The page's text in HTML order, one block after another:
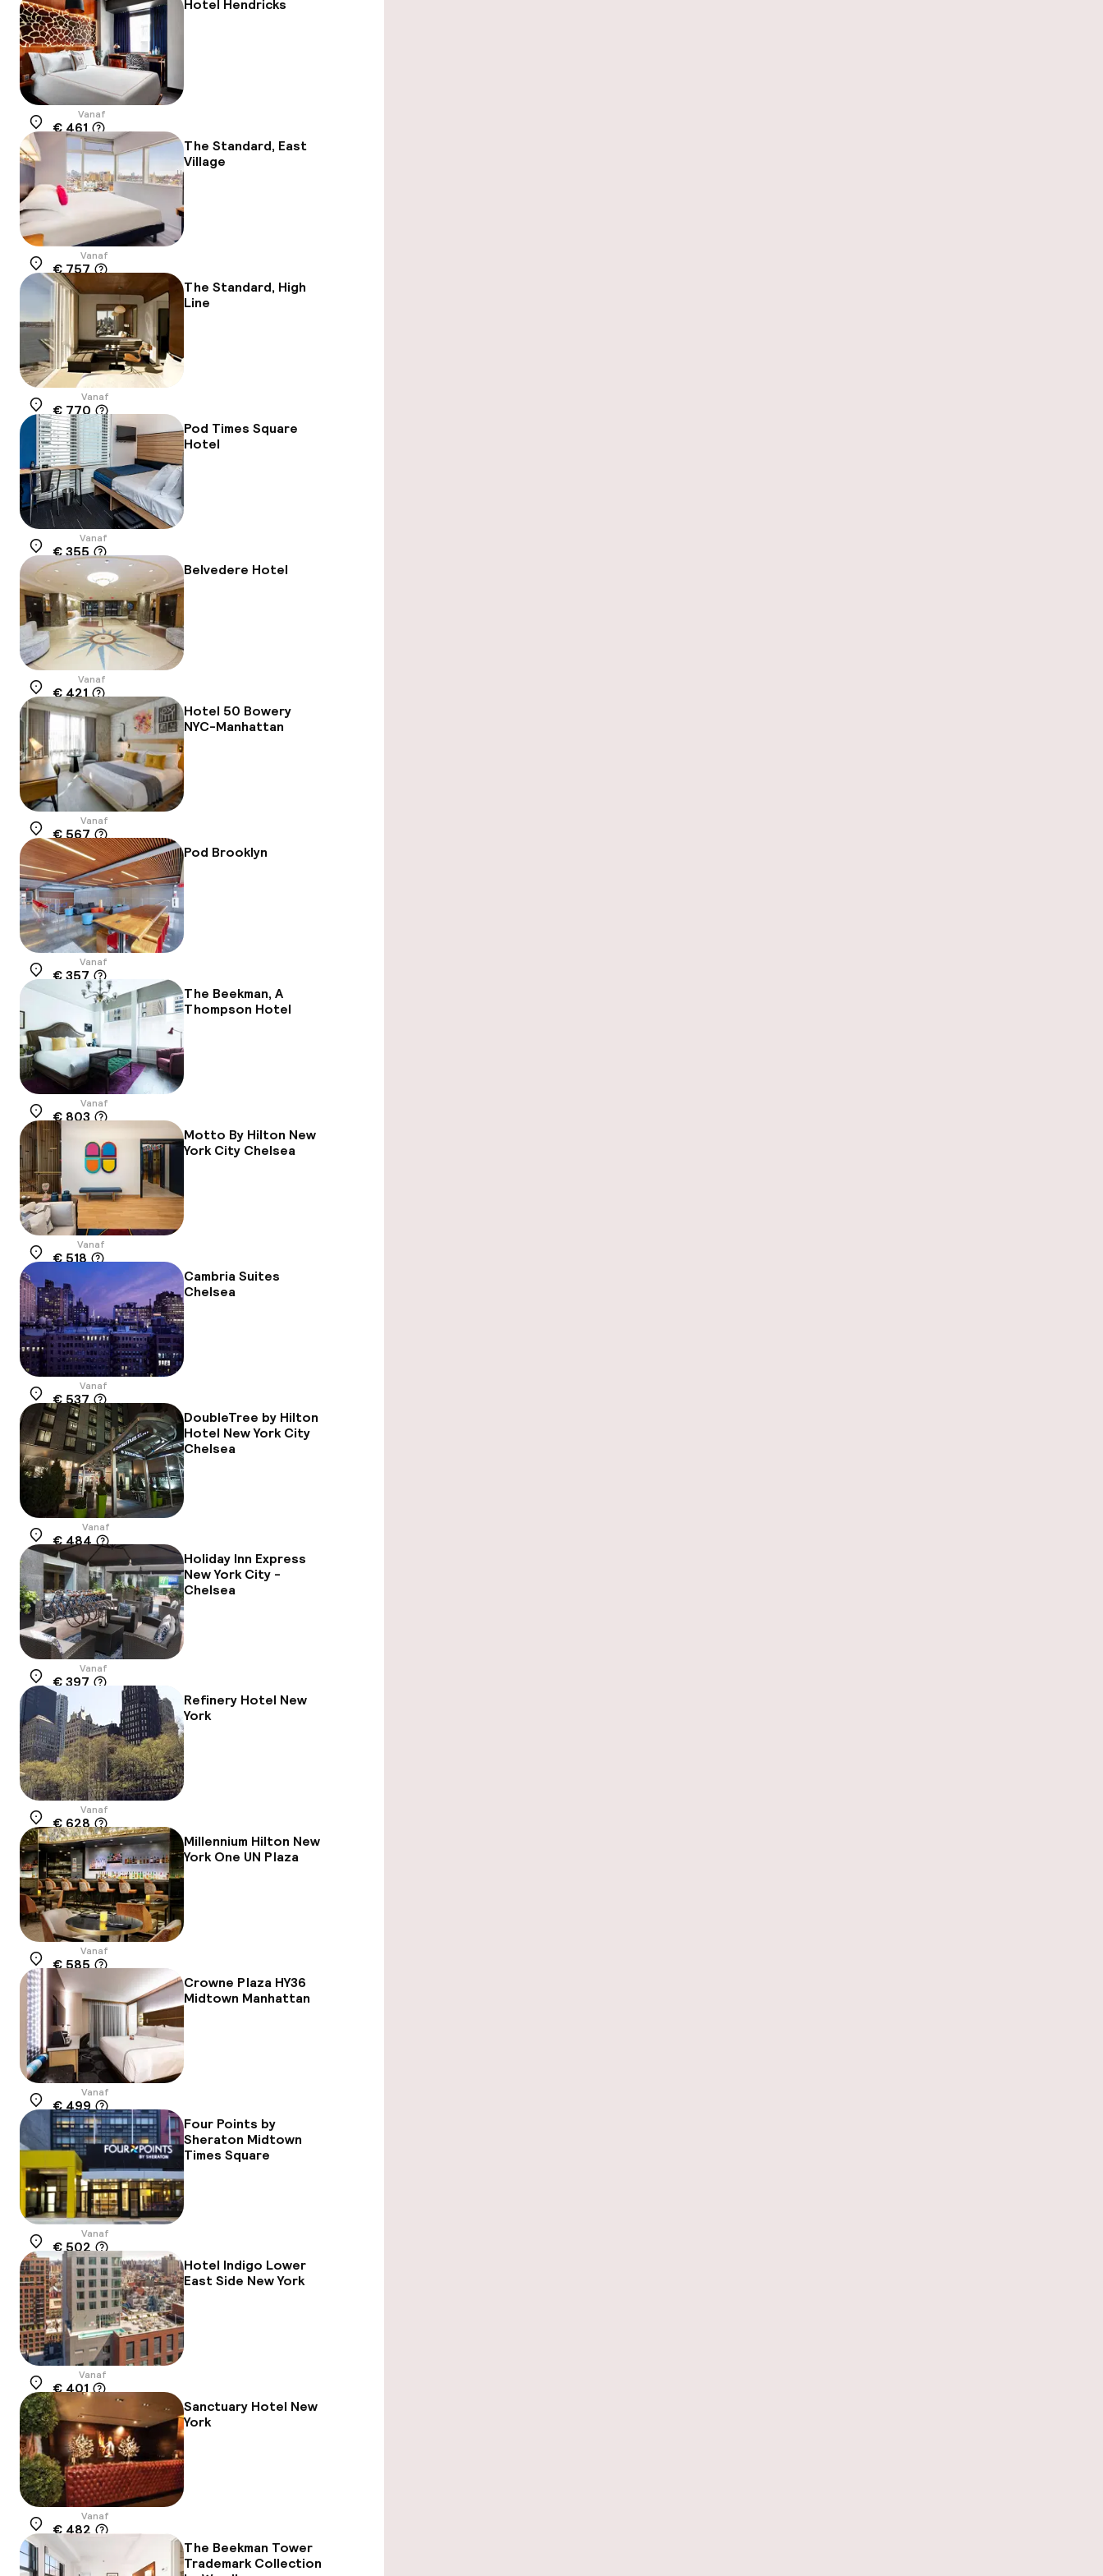
Hotel Hendricks
Locatie
Vanaf
€ 461
The Standard, East
Village
Locatie
Vanaf
€ 757
The Standard, High
Line
Locatie
Vanaf
€ 770
Pod Times Square
Hotel
Locatie
Vanaf
€ 355
Belvedere Hotel
Locatie
Vanaf
€ 421
Hotel 50 Bowery
NYC-Manhattan
Locatie
Vanaf
€ 567
Pod Brooklyn
Locatie
Vanaf
€ 357
The Beekman, A
Thompson Hotel
Locatie
Vanaf
€ 803
Motto By Hilton New
York City Chelsea
Locatie
Vanaf
€ 518
Cambria Suites
Chelsea
Locatie
Vanaf
€ 537
DoubleTree by Hilton
Hotel New York City
Chelsea
Locatie
Vanaf
€ 484
Holiday Inn Express
New York City -
Chelsea
Locatie
Vanaf
€ 397
Refinery Hotel New
York
Locatie
Vanaf
€ 628
Millennium Hilton New
York One UN Plaza
Locatie
Vanaf
€ 585
Crowne Plaza HY36
Midtown Manhattan
Locatie
Vanaf
€ 499
Four Points by
Sheraton Midtown
Times Square
Locatie
Vanaf
€ 502
Hotel Indigo Lower
East Side New York
Locatie
Vanaf
€ 401
Sanctuary Hotel New
York
Locatie
Vanaf
€ 482
The Beekman Tower
Trademark Collection